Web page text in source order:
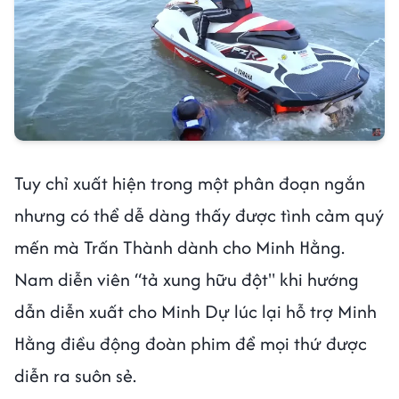
Tuy chỉ xuất hiện trong một phân đoạn ngắn
nhưng có thể dễ dàng thấy được tình cảm quý
mến mà Trấn Thành dành cho Minh Hằng.
Nam diễn viên “tả xung hữu đột" khi hướng
dẫn diễn xuất cho Minh Dự lúc lại hỗ trợ Minh
Hằng điều động đoàn phim để mọi thứ được
diễn ra suôn sẻ.